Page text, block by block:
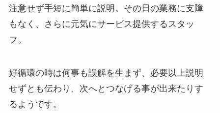
注意せず手短に簡単に説明。その日の業務に支障
もなく、さらに元気にサービス提供するスタッ
フ。
好循環の時は何事も誤解を生まず、必要以上説明
せずとも伝わり、次へとつなげる事が出来たりす
るようです。